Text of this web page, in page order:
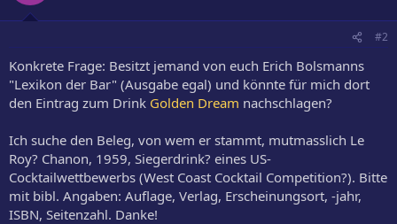
#2
Konkrete Frage: Besitzt jemand von euch Erich Bolsmanns
"Lexikon der Bar" (Ausgabe egal) und könnte für mich dort
den Eintrag zum Drink Golden Dream nachschlagen?
Ich suche den Beleg, von wem er stammt, mutmasslich Le
Roy? Chanon, 1959, Siegerdrink? eines US-
Cocktailwettbewerbs (West Coast Cocktail Competition?). Bitte
mit bibl. Angaben: Auflage, Verlag, Erscheinungsort, -jahr,
ISBN, Seitenzahl. Danke!